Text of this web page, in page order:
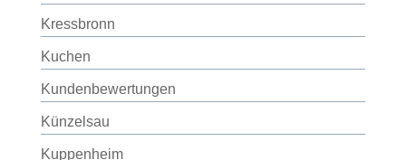
Kressbronn
Kuchen
Kundenbewertungen
Künzelsau
Kuppenheim